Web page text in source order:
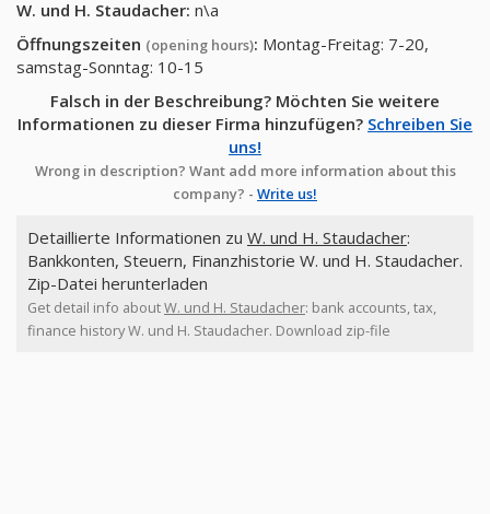
W. und H. Staudacher: n\a
Öffnungszeiten (opening hours): Montag-Freitag: 7-20,
samstag-Sonntag: 10-15
Falsch in der Beschreibung? Möchten Sie weitere
Informationen zu dieser Firma hinzufügen? Schreiben Sie
uns!
Wrong in description? Want add more information about this
company? - Write us!
Detaillierte Informationen zu W. und H. Staudacher:
Bankkonten, Steuern, Finanzhistorie W. und H. Staudacher.
Zip-Datei herunterladen
Get detail info aboutW. und H. Staudacher: bank accounts, tax,
finance history W. und H. Staudacher. Download zip-file